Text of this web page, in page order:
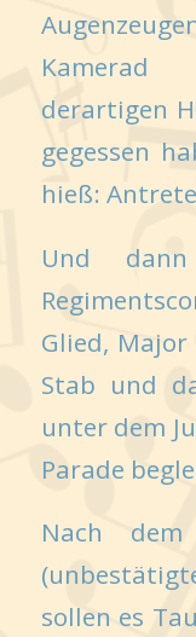
derartigen
gegessen
hieß:
Und
Glied,
Stab und
unter dem
Parade
Nach
sollen es